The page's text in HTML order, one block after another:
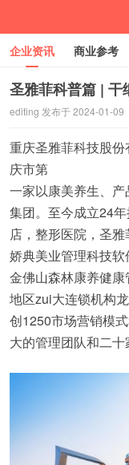
企业资讯 商业参考
时尚潮流 母婴亲子
圣雅菲科普篇 | 干
editing 发布于 2024-01-09
重庆圣雅菲科技股
庆市第
一家以康美养生、
集团。至今成立24
店，整形医院，圣
娇典美业管理科技
金佛山森林康养健
地区zui大连锁机构
创1250市场营销模
大的管理团队和二